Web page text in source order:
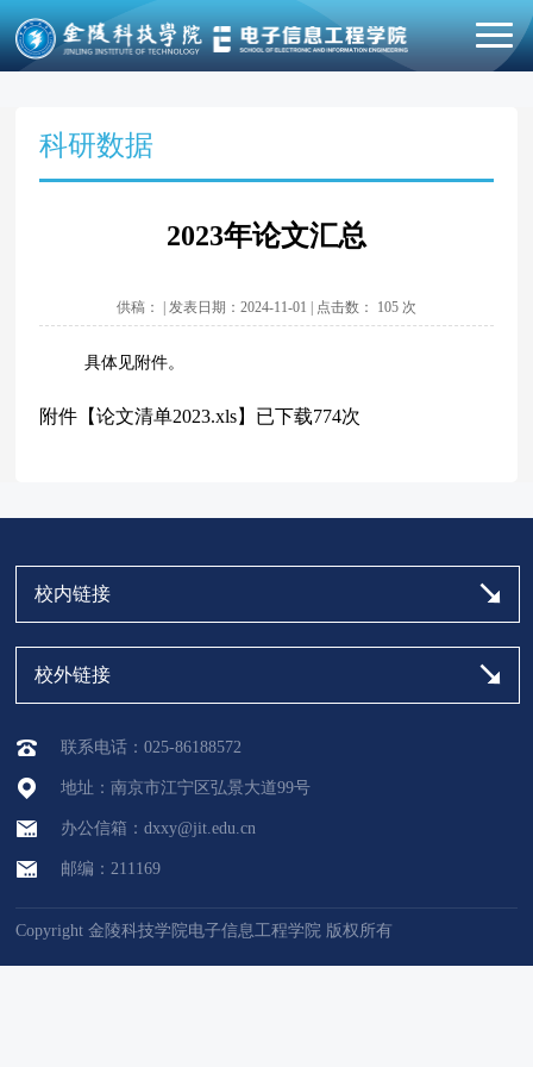
科研数据
2023年论文汇总
供稿： | 发表日期：2024-11-01 | 点击数： 105次
具体见附件。
附件【论文清单2023.xls】已下载774次
校内链接
校外链接
联系电话：025-86188572
地址：南京市江宁区弘景大道99号
办公信箱：dxxy@jit.edu.cn
邮编：211169
Copyright 金陵科技学院电子信息工程学院 版权所有